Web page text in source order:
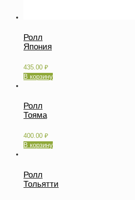
Ролл
Япония
435.00 ₽
В корзину
Ролл
Тояма
400.00 ₽
В корзину
Ролл
Тольятти